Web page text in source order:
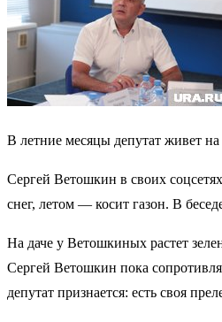
В летние месяцы депутат живет на
Сергей Ветошкин в своих
снег, летом — косит газон. В
На даче у Ветошкиных растет
Сергей Ветошкин пока
депутат признается: есть своя